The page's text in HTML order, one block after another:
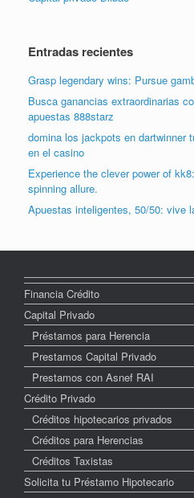
Entradas recientes
Grasp legendary wins: Pursue
Busca ganancias extraordinarias
apuestas 888starz
domina los jackpots en dartwinner
en el casino
Experience the clever power of
spinning allure.
Apuestas inteligentes, 50/50: vive
Financia Crédito
Capital Privado
Préstamos para Herencia
Prestamos Capital Privado
Prestamos con Asnef RAI
Crédito Privado
Créditos hipotecarios privados
Créditos para Herencias
Créditos Taxistas
Solicita tu Préstamo Hipotecario